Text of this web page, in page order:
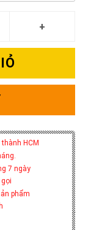
HCM
7 ngày
phẩm